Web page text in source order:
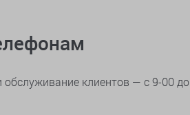
клиентов — с 9-00 до